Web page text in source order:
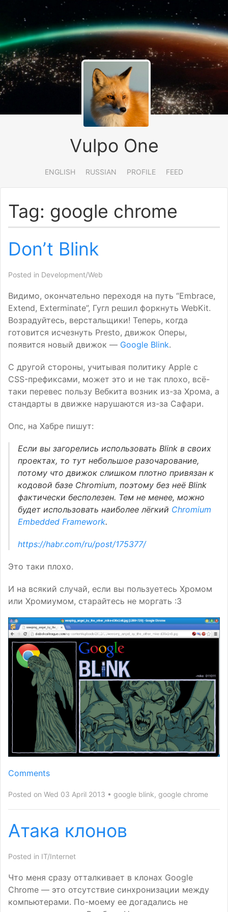
Vulpo One
ENGLISH RUSSIAN PROFILE FEED
Tag: google chrome
Don’t Blink
Posted in Development/Web
Видимо, окончательно переходя на путь “Embrace,
Extend, Exterminate”, Гугл решил форкнуть WebKit.
Возрадуйтесь, верстальщики! Теперь, когда
готовится исчезнуть Presto, движок Оперы,
появится новый движок — Google Blink.
С другой стороны, учитывая политику Apple с
CSS-префиксами, может это и не так плохо, всё-
таки перевес пользу Вебкита возник из-за Хрома, а
стандарты в движке нарушаются из-за Сафари.
Опс, на Хабре пишут:
Если вы загорелись использовать Blink в своих
проектах, то тут небольшое разочарование,
потому что движок слишком плотно привязан к
кодовой базе Chromium, поэтому без неё Blink
фактически бесполезен. Тем не менее, можно
будет использовать наиболее лёгкий Chromium
Embedded Framework.
https://habr.com/ru/post/175377/
Это таки плохо.
И на всякий случай, если вы пользуетесь Хромом
или Хромиумом, старайтесь не моргать :3
Comments
Posted on Wed 03 April 2013 google blink, google chrome
Атака клонов
Posted in IT/Internet
Что меня сразу отталкивает в клонах Google
Chrome — это отсутствие синхронизации между
компьютерами. По-моему ее догадались не